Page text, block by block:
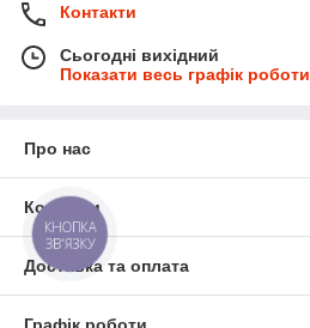
Контакти
Сьогодні вихідний
Показати весь графік роботи
Про нас
Контакти
Доставка та оплата
КНОПКА
ЗВ'ЯЗКУ